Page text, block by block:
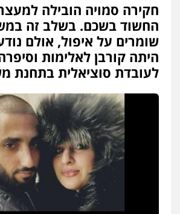
דוד אפרים משרד עורכי
פלילי צווארון לבן מס
0506209859
עדי כרמלי – חברת
פלילי כלכלי עורכי דין
0525060666
גיא זהבי משרד עורכי
פלילי משפחה
503456449
חקירה סמויה הובילה
החשוד בשכם. בשלב זה
שומרים על איפול, אולם
היתה קורבן לאלימות
לעובדת סוציאלית בתחנת